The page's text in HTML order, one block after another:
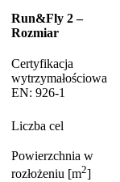
Run&Fly 2 –
Rozmiar
Certyfikacja
wytrzymałościowa
EN: 926-1
Liczba cel
Powierzchnia w
rozłożeniu [m2]